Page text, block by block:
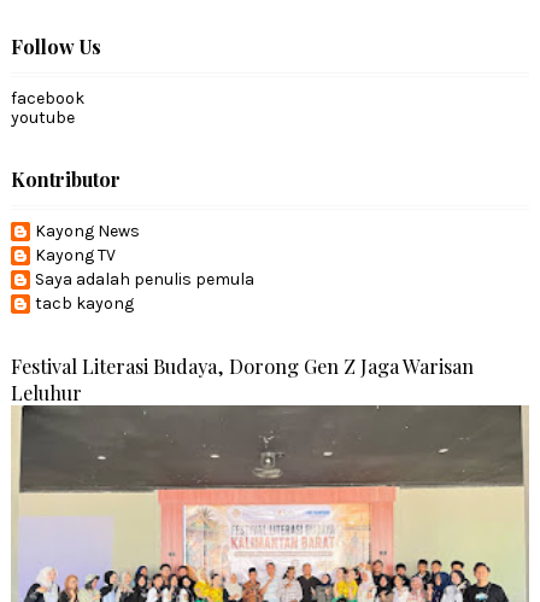
Follow Us
facebook
youtube
Kontributor
Kayong News
Kayong TV
Saya adalah penulis pemula
tacb kayong
Festival Literasi Budaya, Dorong Gen Z Jaga Warisan
Leluhur